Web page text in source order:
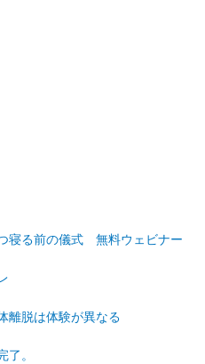
寝る前の儀式 無料ウェビナー
離脱は体験が異なる
了。